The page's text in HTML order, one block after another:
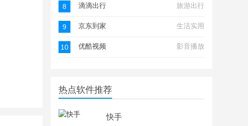
8 滴滴出行 旅游出行
9 京东到家 生活实用
10 优酷视频 影音播放
热点软件推荐
快手